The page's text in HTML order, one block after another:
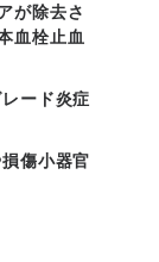
が除去さ
血栓止血
ード炎症
傷小器官